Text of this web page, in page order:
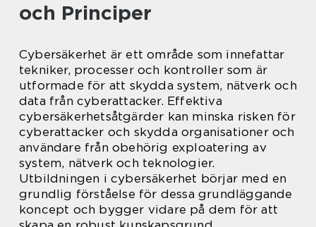
och Principer
Cybersäkerhet är ett område som innefattar
tekniker, processer och kontroller som är
utformade för att skydda system, nätverk och
data från cyberattacker. Effektiva
cybersäkerhetsåtgärder kan minska risken för
cyberattacker och skydda organisationer och
användare från obehörig exploatering av
system, nätverk och teknologier.
Utbildningen i cybersäkerhet börjar med en
grundlig förståelse för dessa grundläggande
koncept och bygger vidare på dem för att